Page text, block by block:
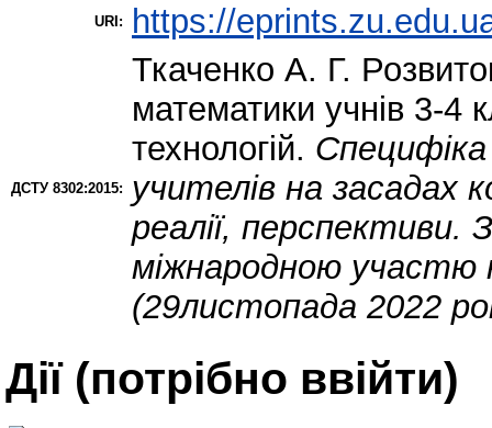
URI: https://
ДСТУ 8302:2015:
Ткаченко А. Г.
математики учнів 3-4
технологій.
учителів на засадах
реалії, перспективи.
міжнародною участю
(29листопада 2022
Дії ​​(потрібно ввійти)